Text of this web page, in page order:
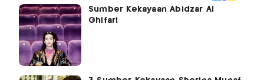
Sumber Kekayaan Abidzar Al
Ghifari